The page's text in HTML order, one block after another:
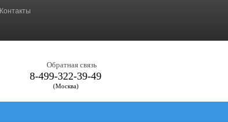
Контакты
Обратная связь
8-499-322-39-49
(Москва)